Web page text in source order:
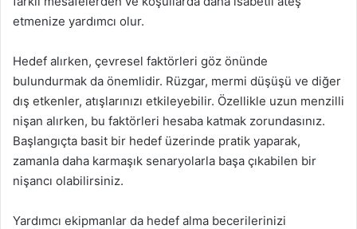
etmenize yardımcı olur.
Hedef alırken, çevresel faktörleri göz önünde
bulundurmak da önemlidir. Rüzgar, mermi düşüşü ve diğer
dış etkenler, atışlarınızı etkileyebilir. Özellikle uzun menzilli
nişan alırken, bu faktörleri hesaba katmak zorundasınız.
Başlangıçta basit bir hedef üzerinde pratik yaparak,
zamanla daha karmaşık senaryolarla başa çıkabilen bir
nişancı olabilirsiniz.
Yardımcı ekipmanlar da hedef alma becerilerinizi